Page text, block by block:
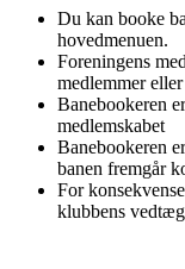
Du kan booke
hovedmenuen.
Foreningens
medlemmer
Banebookeren
medlemskabet
Banebookeren
banen fremgår
For
klubbens